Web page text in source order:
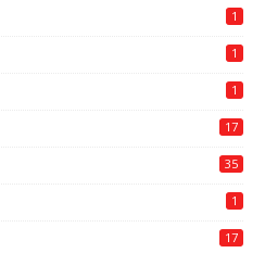
1
1
1
17
35
1
17